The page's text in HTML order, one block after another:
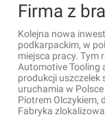
Kolejna nowa
podkarpackim, w
miejsca pracy. Tym
Automotive Tooling
produkcji uszczelek
uruchamia w
Piotrem Olczykiem,
Fabryka